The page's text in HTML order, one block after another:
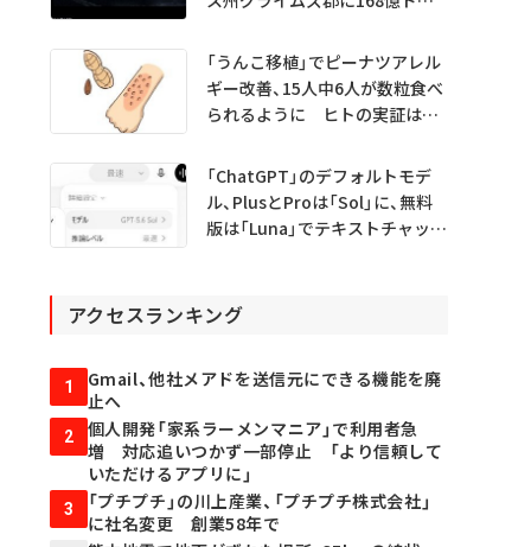
「うんこ移植」でピーナツアレル
ギー改善、15人中6人が数粒食べ
られるように ヒトの実証は
「ChatGPT」のデフォルトモデ
ル、PlusとProは「Sol」に、無料
版は「Luna」でテキストチャット
アクセスランキング
1
Gmail、他社メアドを送信元にできる機能を廃
止へ
2
個人開発「家系ラーメンマニア」で利用者急
増 対応追いつかず一部停止 「より信頼して
いただけるアプリに」
3
「プチプチ」の川上産業、「プチプチ株式会社」
に社名変更 創業58年で